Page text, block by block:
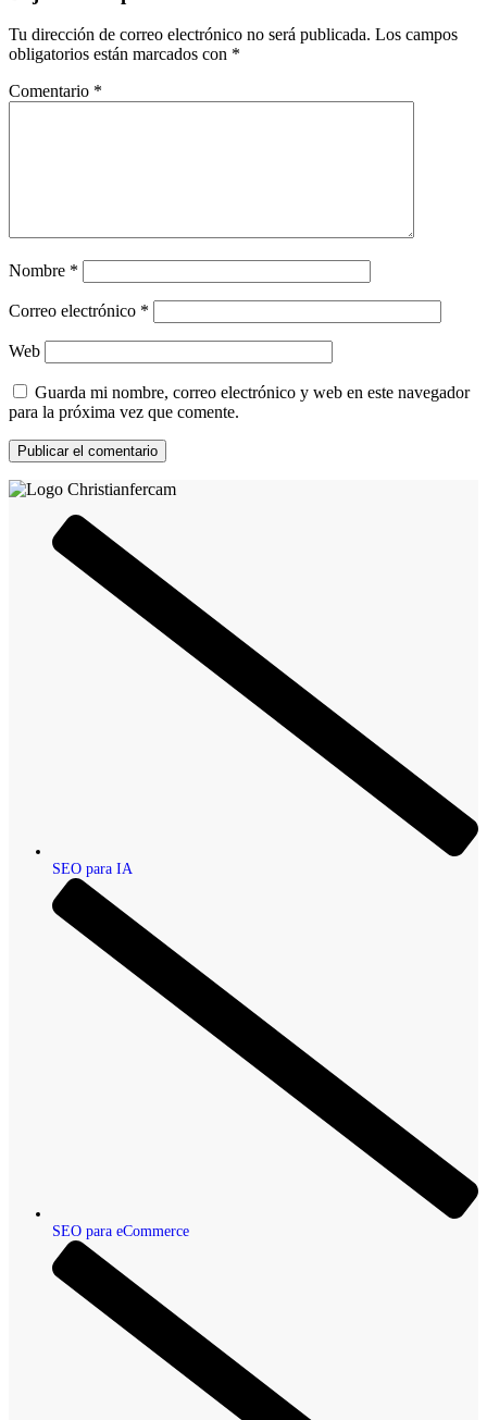
Tu dirección de correo electrónico no será publicada. Los campos
obligatorios están marcados con *
Comentario *
Nombre *
Correo electrónico *
Web
Guarda mi nombre, correo electrónico y web en este navegador
para la próxima vez que comente.
SEO para IA
SEO para eCommerce